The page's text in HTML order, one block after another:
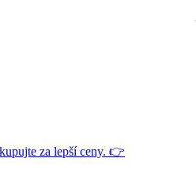
za lepší ceny. 👉